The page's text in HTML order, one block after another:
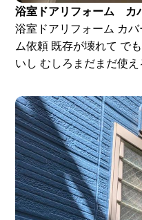
浴室ドアリフォーム カ
浴室ドアリフォーム カ
ム依頼 既存が壊れて で
いし むしろまだまだ使